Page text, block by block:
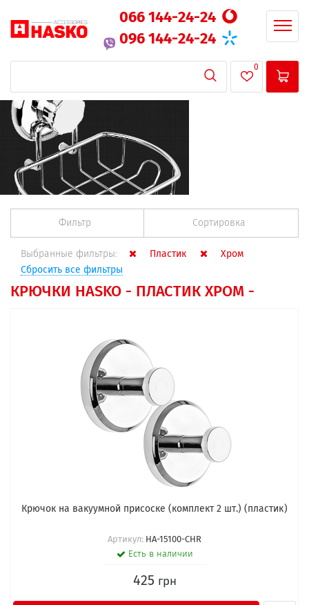
066 144-24-24
096 144-24-24
0
Фильтр Сортировка
Выбранные фильтры: Пластик
Хром
Сбросить все фильтры
КРЮЧКИ HASKO - ПЛАСТИК ХРОМ -
Крючок на вакуумной присоске (комплект 2 шт.) (пластик)
Артикул: HA-15100-CHR
Есть в наличии
425 грн